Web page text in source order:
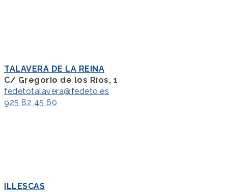
TALAVERA DE LA REINA
C/ Gregorio de los Ríos, 1
fedetotalavera@fedeto.es
925 82 45 60
ILLESCAS